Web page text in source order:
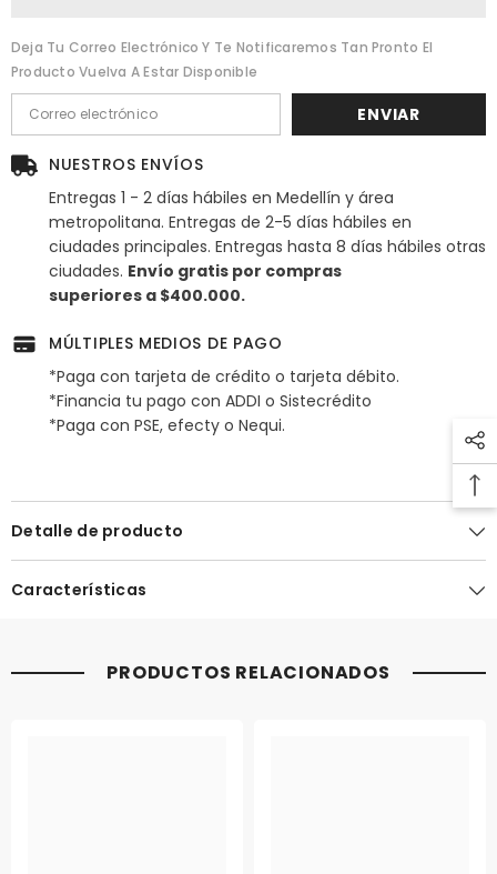
Deja Tu Correo Electrónico Y Te Notificaremos Tan Pronto El
Producto Vuelva A Estar Disponible
ENVIAR
NUESTROS ENVÍOS
Entregas 1 - 2 días hábiles en Medellín y área
metropolitana. Entregas de 2-5 días hábiles en
ciudades principales. Entregas hasta 8 días hábiles otras
ciudades. Envío gratis por compras
superiores a $400.000.
MÚLTIPLES MEDIOS DE PAGO
*Paga con tarjeta de crédito o tarjeta débito.
*Financia tu pago con ADDI o Sistecrédito
*Paga con PSE, efecty o Nequi.
Detalle de producto
Características
PRODUCTOS RELACIONADOS